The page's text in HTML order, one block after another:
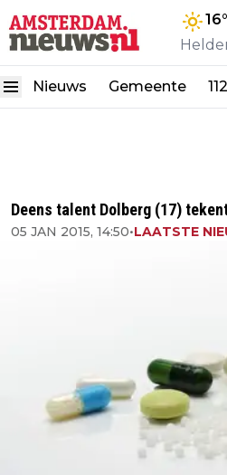
16
Nieuws Gemeente 112
Deens talent Dolberg (17)
05 JAN 2015, 14:50•LAATSTE